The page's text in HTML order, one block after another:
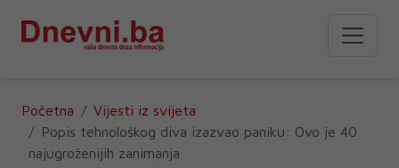
Početna
Vijesti iz svijeta
Popis tehnološkog diva izazvao paniku: Ovo je 40
najugroženijih zanimanja